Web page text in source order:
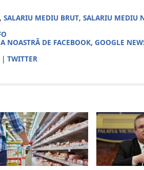
,SALARIU MEDIU BRUT,SALARIU MEDIU
NOASTRĂ DE FACEBOOK,GOOGLE
|TWITTER